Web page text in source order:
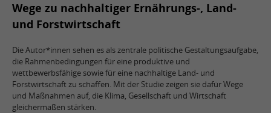
Wege zu nachhaltiger Ernährungs-, Land-
und Forstwirtschaft
Die Autor*innen sehen es als zentrale politische Gestaltungsaufgabe,
die Rahmenbedingungen für eine produktive und
wettbewerbsfähige sowie für eine nachhaltige Land- und
Forstwirtschaft zu schaffen. Mit der Studie zeigen sie dafür Wege
und Maßnahmen auf, die Klima, Gesellschaft und Wirtschaft
gleichermaßen stärken.